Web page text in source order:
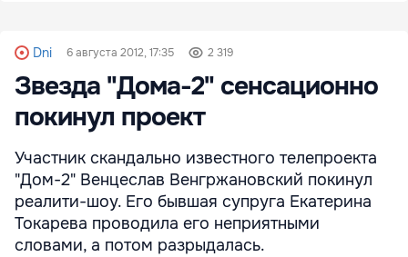
Dni 6 августа 2012, 17:35 2 319
Звезда "Дома-2" сенсационно
покинул проект
Участник скандально известного телепроекта
"Дом-2" Венцеслав Венгржановский покинул
реалити-шоу. Его бывшая супруга Екатерина
Токарева проводила его неприятными
словами, а потом разрыдалась.